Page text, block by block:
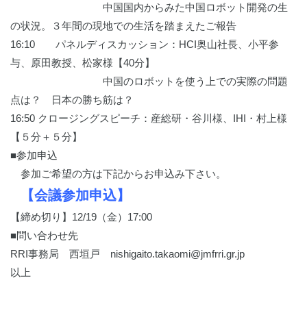
中国国内からみた中国ロボット開発の生
の状況。３年間の現地での生活を踏まえたご報告
16:10 パネルディスカッション：HCI奥山社長、小平参
与、原田教授、松家様【40分】
中国のロボットを使う上での実際の問題
点は？ 日本の勝ち筋は？
16:50 クロージングスピーチ：産総研・谷川様、IHI・村上様
【５分＋５分】
■参加申込
参加ご希望の方は下記からお申込み下さい。
【会議参加申込】
【締め切り】12/19（金）17:00
■問い合わせ先
RRI事務局 西垣戸 nishigaito.takaomi@jmfrri.gr.jp
以上